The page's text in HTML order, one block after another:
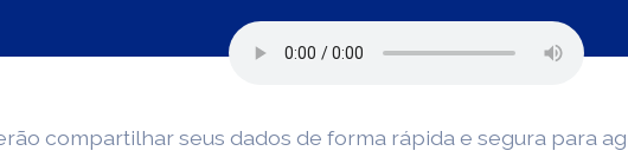
compartilhar seus dados de forma rápida e segura para